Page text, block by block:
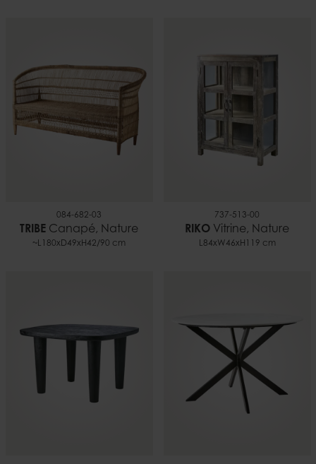
084-682-03
TRIBE Canapé, Nature
~L180xD49xH42/90 cm
737-513-00
RIKO Vitrine, Nature
L84xW46xH119 cm